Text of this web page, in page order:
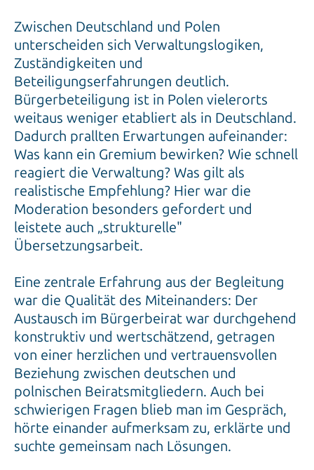
Zwischen Deutschland und Polen
unterscheiden sich Verwaltungslogiken,
Zuständigkeiten und
Beteiligungserfahrungen deutlich.
Bürgerbeteiligung ist in Polen vielerorts
weitaus weniger etabliert als in Deutschland.
Dadurch prallten Erwartungen aufeinander:
Was kann ein Gremium bewirken? Wie schnell
reagiert die Verwaltung? Was gilt als
realistische Empfehlung? Hier war die
Moderation besonders gefordert und
leistete auch „strukturelle"
Übersetzungsarbeit.
Eine zentrale Erfahrung aus der Begleitung
war die Qualität des Miteinanders: Der
Austausch im Bürgerbeirat war durchgehend
konstruktiv und wertschätzend, getragen
von einer herzlichen und vertrauensvollen
Beziehung zwischen deutschen und
polnischen Beiratsmitgliedern. Auch bei
schwierigen Fragen blieb man im Gespräch,
hörte einander aufmerksam zu, erklärte und
suchte gemeinsam nach Lösungen.